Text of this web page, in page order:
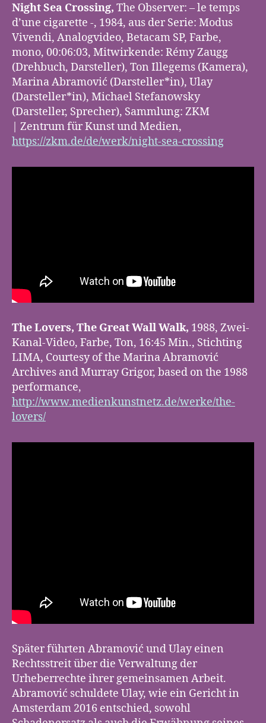
Night Sea Crossing, The Observer: – le temps
d’une cigarette -, 1984, aus der Serie: Modus
Vivendi, Analogvideo, Betacam SP, Farbe,
mono, 00:06:03, Mitwirkende: Rémy Zaugg
(Drehbuch, Darsteller), Ton Illegems (Kamera),
Marina Abramović (Darsteller*in), Ulay
(Darsteller*in), Michael Stefanowsky
(Darsteller, Sprecher), Sammlung: ZKM
| Zentrum für Kunst und Medien,
https://zkm.de/de/werk/night-sea-crossing
The Lovers, The Great Wall Walk, 1988, Zwei-
Kanal-Video, Farbe, Ton, 16:45 Min., Stichting
LIMA, Courtesy of the Marina Abramović
Archives and Murray Grigor, based on the 1988
performance,
http://www.medienkunstnetz.de/werke/the-
lovers/
Später führten Abramović und Ulay einen
Rechtsstreit über die Verwaltung der
Urheberrechte ihrer gemeinsamen Arbeit.
Abramović schuldete Ulay, wie ein Gericht in
Amsterdam 2016 entschied, sowohl